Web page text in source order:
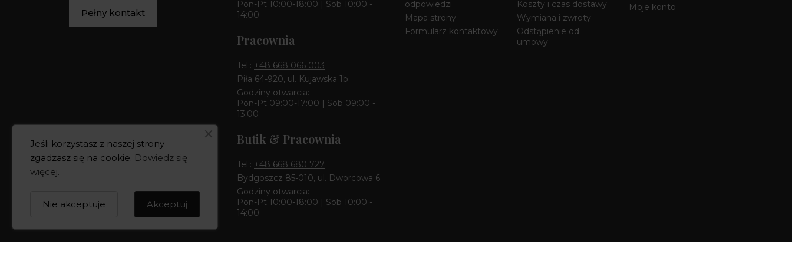
Pełny kontakt
Pon-Pt 10:00-18:00 | Sob 10:00 -
14:00
Pracownia
Tel.: +48 668 066 003
Piła 64-920, ul. Kujawska 1b
Godziny otwarcia:
Pon-Pt 09:00-17:00 | Sob 09:00 -
13:00
Butik & Pracownia
Tel.: +48 668 680 727
Bydgoszcz 85-010, ul. Dworcowa 6
Godziny otwarcia:
Pon-Pt 10:00-18:00 | Sob 10:00 -
14:00
odpowiedzi
Mapa strony
Formularz kontaktowy
Koszty i czas dostawy
Wymiana i zwroty
Odstąpienie od
umowy
Moje konto
Jeśli korzystasz z naszej strony
zgadzasz się na cookie. Dowiedz się
więcej.
Akceptuj
Nie akceptuje